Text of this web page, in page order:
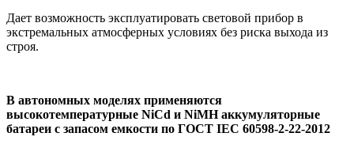
Дает возможность эксплуатировать световой прибор в
экстремальных атмосферных условиях без риска выхода из
строя.
В автономных моделях применяются
высокотемпературные NiCd и NiMH аккумуляторные
батареи с запасом емкости по ГОСТ IEC 60598-2-22-2012